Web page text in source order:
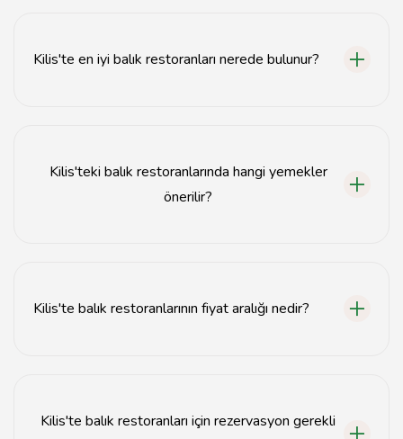
Kilis'te en iyi balık restoranları nerede bulunur?
Kilis'teki balık restoranlarında hangi yemekler
önerilir?
Kilis'te balık restoranlarının fiyat aralığı nedir?
Kilis'te balık restoranları için rezervasyon gerekli